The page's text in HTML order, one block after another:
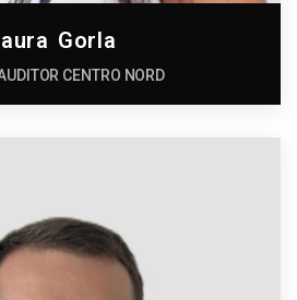
Gorla
CENTRO NORD